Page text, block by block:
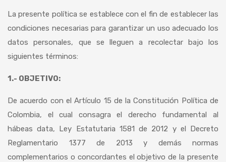
La presente política se establece con el fin de establecer las
condiciones necesarias para garantizar un uso adecuado los
datos personales, que se lleguen a recolectar bajo los
siguientes términos:
1.- OBJETIVO:
De acuerdo con el Artículo 15 de la Constitución Política de
Colombia, el cual consagra el derecho fundamental al
hábeas data, Ley Estatutaria 1581 de 2012 y el Decreto
Reglamentario 1377 de 2013 y demás normas
complementarios o concordantes el objetivo de la presente